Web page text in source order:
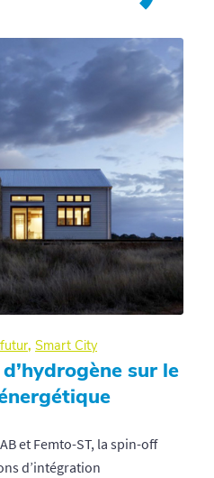
, Smart City
sur le
et Femto-ST, la spin-off
d’intégration